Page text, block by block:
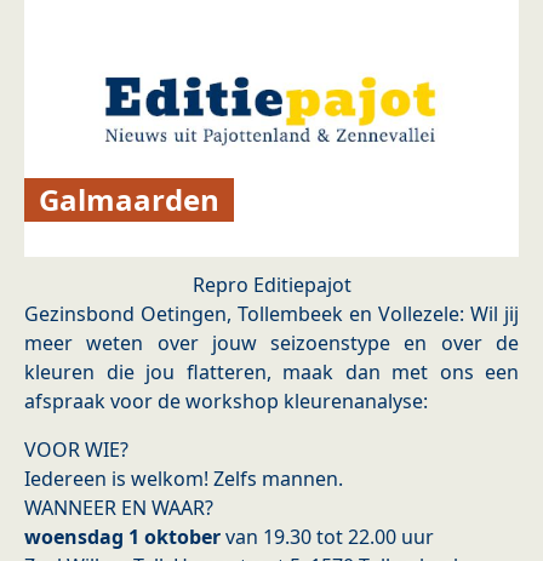
Galmaarden
Repro Editiepajot
Gezinsbond Oetingen, Tollembeek en Vollezele: Wil jij
meer weten over jouw seizoenstype en over de
kleuren die jou flatteren, maak dan met ons een
afspraak voor de workshop kleurenanalyse:
VOOR WIE?
Iedereen is welkom! Zelfs mannen.
WANNEER EN WAAR?
woensdag 1 oktobervan 19.30 tot 22.00 uur